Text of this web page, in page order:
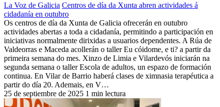
La Voz de Galicia Centros de día da Xunta abren actividades á
cidadanía en outubro
Os centros de día da Xunta de Galicia ofrecerán en outubro
actividades abertas a toda a cidadanía, permitindo a participación en
iniciativas normalmente dirixidas a usuarios dependentes. A Rúa de
Valdeorras e Maceda acollerán o taller Eu cóidome, e ti? a partir da
primeira semana do mes. Xinzo de Limia e Vilardevós iniciarán na
segunda semana o taller Escola de adultos, un espazo de formación
continua. En Vilar de Barrio haberá clases de ximnasia terapéutica a
partir do día 20. Ademais, en V…
25 de septiembre de 2025 1 min lectura